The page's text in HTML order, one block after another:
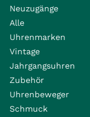
Neuzugänge
Alle
Uhrenmarken
Vintage
Jahrgangsuhren
Zubehör
Uhrenbeweger
Schmuck